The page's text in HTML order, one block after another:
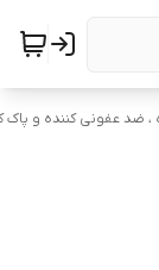
، ضد عفونی کننده و پاک